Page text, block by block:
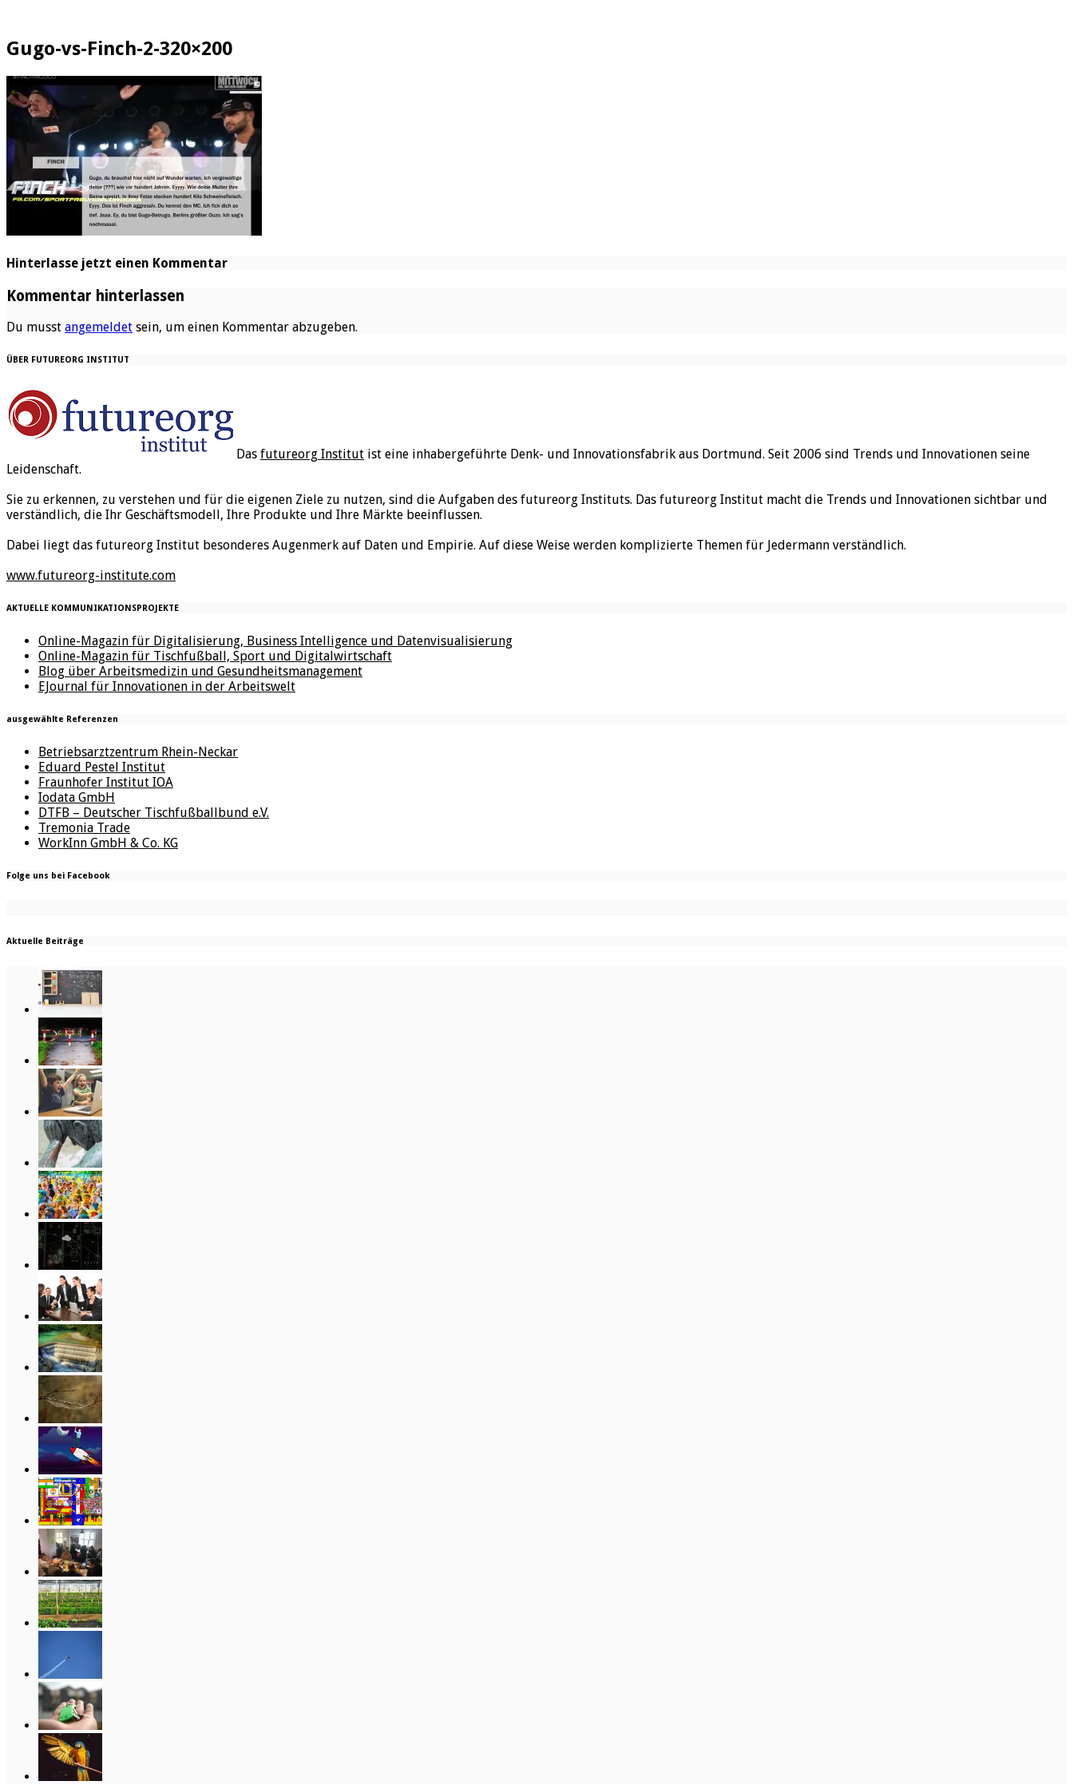
Gugo-vs-Finch-2-320×200
Hinterlasse jetzt einen Kommentar
Kommentar hinterlassen
Du musst angemeldet sein, um einen Kommentar abzugeben.
ÜBER FUTUREORG INSTITUT
Das futureorg Institut ist eine inhabergeführte Denk- und Innovationsfabrik aus Dortmund. Seit 2006 sind Trends und Innovationen seine
Leidenschaft.
Sie zu erkennen, zu verstehen und für die eigenen Ziele zu nutzen, sind die Aufgaben des futureorg Instituts. Das futureorg Institut macht die Trends und Innovationen sichtbar und
verständlich, die Ihr Geschäftsmodell, Ihre Produkte und Ihre Märkte beeinflussen.
Dabei liegt das futureorg Institut besonderes Augenmerk auf Daten und Empirie. Auf diese Weise werden komplizierte Themen für Jedermann verständlich.
www.futureorg-institute.com
AKTUELLE KOMMUNIKATIONSPROJEKTE
Online-Magazin für Digitalisierung, Business Intelligence und Datenvisualisierung
Online-Magazin für Tischfußball, Sport und Digitalwirtschaft
Blog über Arbeitsmedizin und Gesundheitsmanagement
EJournal für Innovationen in der Arbeitswelt
ausgewählte Referenzen
Betriebsarztzentrum Rhein-Neckar
Eduard Pestel Institut
Fraunhofer Institut IOA
Iodata GmbH
DTFB – Deutscher Tischfußballbund e.V.
Tremonia Trade
WorkInn GmbH & Co. KG
Folge uns bei Facebook
Aktuelle Beiträge